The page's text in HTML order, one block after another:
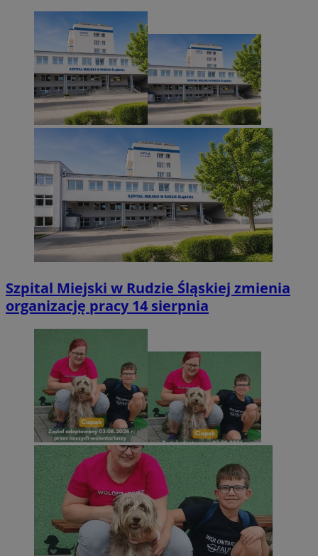
Szpital Miejski w Rudzie Śląskiej zmienia
organizację pracy 14 sierpnia